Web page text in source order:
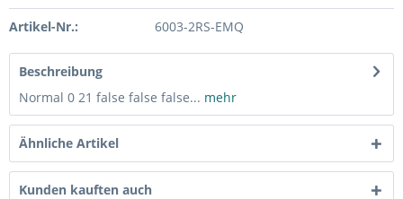
Artikel-Nr.: 6003-2RS-EMQ
Beschreibung
Normal 0 21 false false false... mehr
Ähnliche Artikel
Kunden kauften auch